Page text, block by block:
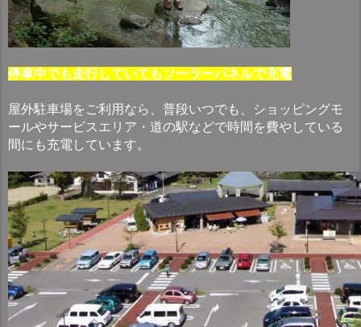
停車中でも走行していてもソーラーパネルで充電
屋外駐車場をご利用なら、普段いつでも、ショッピングモ
ールやサービスエリア・道の駅などで時間を費やしている
間にも充電しています。